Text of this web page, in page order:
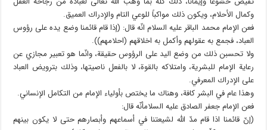
وكمال الأحلام، ويكون ذلك مواكباً للوعي التام والإدراك العميق.
فعن الإمام محمد الباقر عليه السلام انّه قال: (إذا قام قائمنا وضع يده على رؤوس
العباد، فجمع به عقولهم وأكمل به اخلاقهم (احلامهم)).
ولا تحسبن ذلك من وضع اليد على الرؤوس حقيقة، وانّما هو تعبير مجازي عن
رعاية الإمام للبشرية، وامتلاكه بالقوة، لا بالفعل ناصيتها، وذلك بترويض العباد
على الإدراك المعرفي.
وهذا عام في البشر كافة، وهناك ما يختص بأولياء الإمام من التكامل الإنساني.
فعن الإمام جعفر الصادق عليه السلامأنّه قال:
(إنّ قائمنا اذا قام مدّ الله لشيعتنا في أسماعهم وأبصارهم حتى لا يكون بينهم